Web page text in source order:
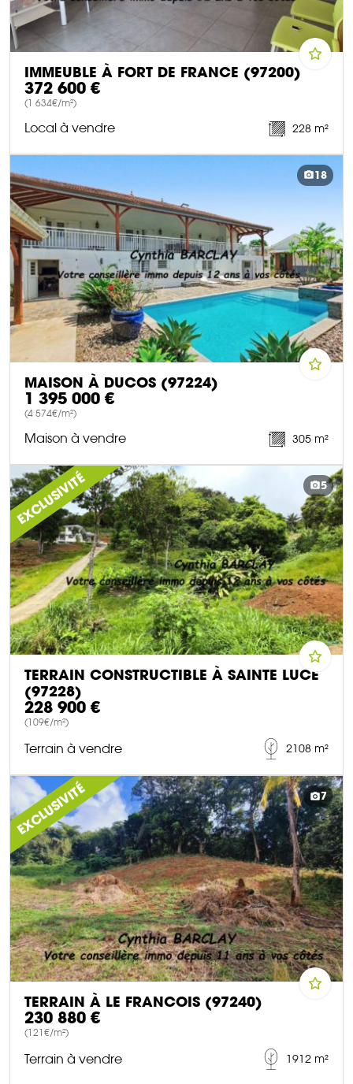
IMMEUBLE À FORT DE FRANCE (97200)
372 600 €
(1 634€/m²)
Local à vendre 228 m²
18
MAISON À DUCOS (97224)
1 395 000 €
(4 574€/m²)
Maison à vendre 305 m²
DÉCOUVRIR CE BIEN
EXCLUSIVITÉ 5
TERRAIN CONSTRUCTIBLE À SAINTE LUCE
(97228)
228 900 €
(109€/m²)
Terrain à vendre 2108 m²
DÉCOUVRIR CE BIEN
EXCLUSIVITÉ 7
TERRAIN À LE FRANCOIS (97240)
230 880 €
(121€/m²)
Terrain à vendre 1912 m²